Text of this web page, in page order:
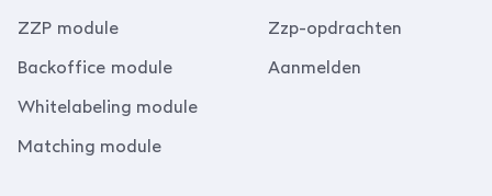
ZZP module
Backoffice module
Whitelabeling module
Matching module
Zzp-opdrachten
Aanmelden